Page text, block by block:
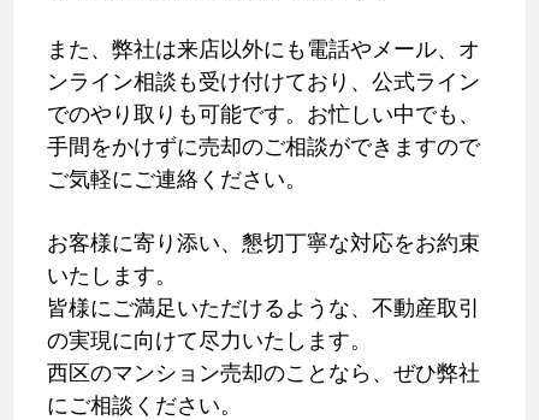
また、弊社は来店以外にも電話やメール、オ
ンライン相談も受け付けており、公式ライン
でのやり取りも可能です。お忙しい中でも、
手間をかけずに売却のご相談ができますので
ご気軽にご連絡ください。
お客様に寄り添い、懇切丁寧な対応をお約束
いたします。
皆様にご満足いただけるような、不動産取引
の実現に向けて尽力いたします。
西区のマンション売却のことなら、ぜひ弊社
にご相談ください。